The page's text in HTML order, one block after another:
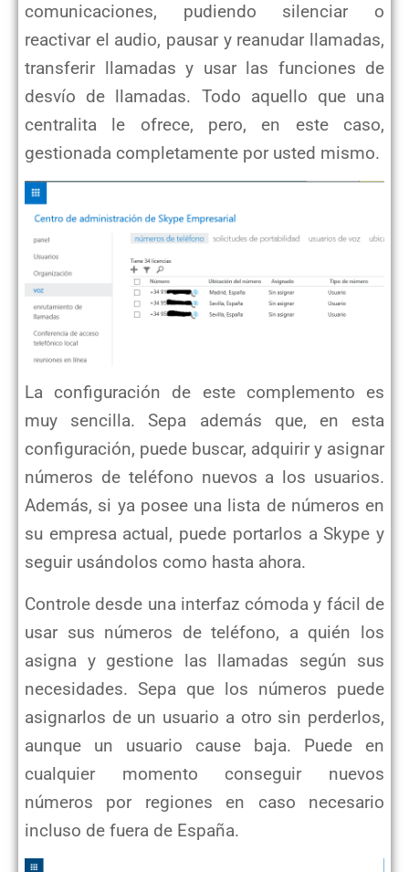
comunicaciones, pudiendo silenciar o
reactivar el audio, pausar y reanudar llamadas,
transferir llamadas y usar las funciones de
desvío de llamadas. Todo aquello que una
centralita le ofrece, pero, en este caso,
gestionada completamente por usted mismo.
La configuración de este complemento es
muy sencilla. Sepa además que, en esta
configuración, puede buscar, adquirir y asignar
números de teléfono nuevos a los usuarios.
Además, si ya posee una lista de números en
su empresa actual, puede portarlos a Skype y
seguir usándolos como hasta ahora.
Controle desde una interfaz cómoda y fácil de
usar sus números de teléfono, a quién los
asigna y gestione las llamadas según sus
necesidades. Sepa que los números puede
asignarlos de un usuario a otro sin perderlos,
aunque un usuario cause baja. Puede en
cualquier momento conseguir nuevos
números por regiones en caso necesario
incluso de fuera de España.